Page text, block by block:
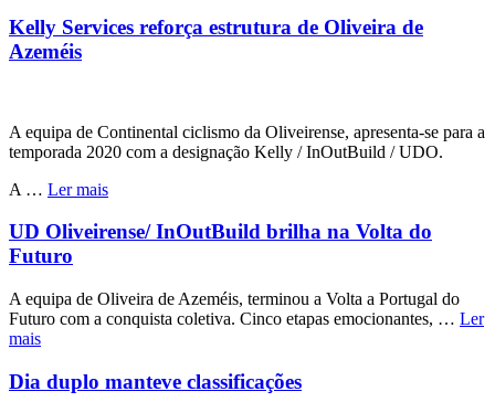
Kelly Services reforça estrutura de Oliveira de
Azeméis
A equipa de Continental ciclismo da Oliveirense, apresenta-se para a
temporada 2020 com a designação Kelly / InOutBuild / UDO.
A … Ler mais
UD Oliveirense/ InOutBuild brilha na Volta do
Futuro
A equipa de Oliveira de Azeméis, terminou a Volta a Portugal do
Futuro com a conquista coletiva. Cinco etapas emocionantes, … Ler
mais
Dia duplo manteve classificações